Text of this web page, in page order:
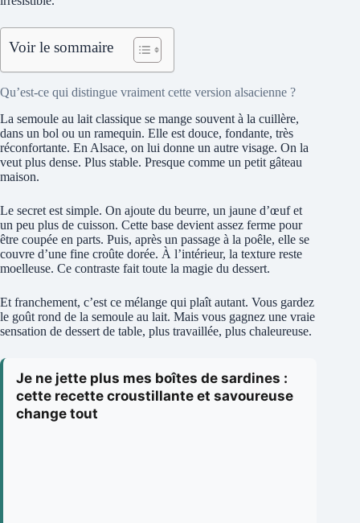
Voir le sommaire
Qu’est-ce qui distingue vraiment cette version alsacienne ?
La semoule au lait classique se mange souvent à la cuillère,
dans un bol ou un ramequin. Elle est douce, fondante, très
réconfortante. En Alsace, on lui donne un autre visage. On la
veut plus dense. Plus stable. Presque comme un petit gâteau
maison.
Le secret est simple. On ajoute du beurre, un jaune d’œuf et
un peu plus de cuisson. Cette base devient assez ferme pour
être coupée en parts. Puis, après un passage à la poêle, elle se
couvre d’une fine croûte dorée. À l’intérieur, la texture reste
moelleuse. Ce contraste fait toute la magie du dessert.
Et franchement, c’est ce mélange qui plaît autant. Vous gardez
le goût rond de la semoule au lait. Mais vous gagnez une vraie
sensation de dessert de table, plus travaillée, plus chaleureuse.
Je ne jette plus mes boîtes de sardines :
cette recette croustillante et savoureuse
change tout